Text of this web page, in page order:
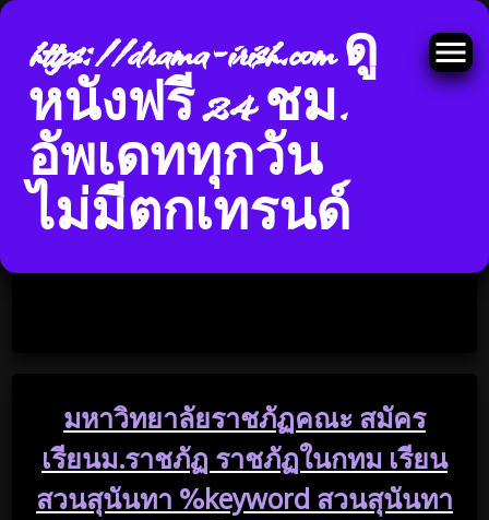
Skip
https://drama-irish.com ดู
หนังฟรี 24 ชม.
อัพเดททุกวัน
ไม่มีตกเทรนด์
ป้ายกำกับ:มหาวิทยาลัย
มหาวิทยาลัยราชภัฏคณะ สมัคร
เรียนม.ราชภัฏ ราชภัฏในกทม เรียน
สวนสุนันทา %keyword สวนสุนันทา